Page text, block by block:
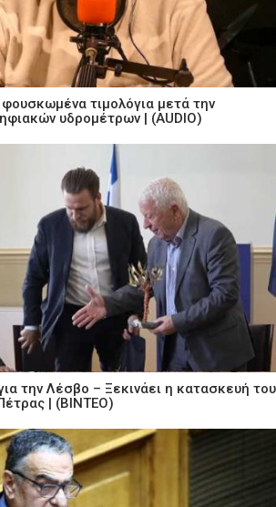
τιμολόγια μετά την
υδρομέτρων | (AUDIO)
την Λέσβο – Ξεκινάει η κατασκευή του
| (ΒΙΝΤΕΟ)